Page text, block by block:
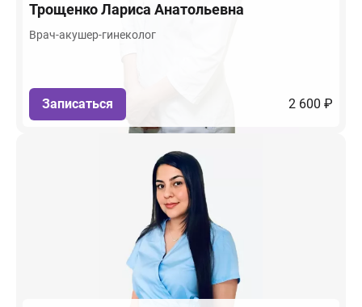
ТрощенкоЛариса Анатольевна
Врач-акушер-гинеколог
Записаться 2 600 ₽